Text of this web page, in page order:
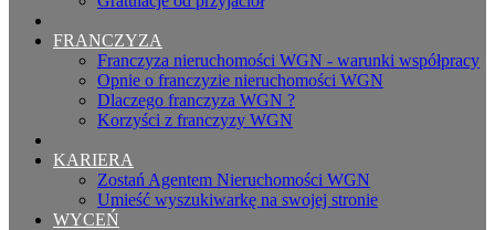
FRANCZYZA
Franczyza nieruchomości WGN - warunki współpracy
Opnie o franczyzie nieruchomości WGN
Dlaczego franczyza WGN ?
Korzyści z franczyzy WGN
KARIERA
Zostań Agentem Nieruchomości WGN
Umieść wyszukiwarkę na swojej stronie
WYCEŃ